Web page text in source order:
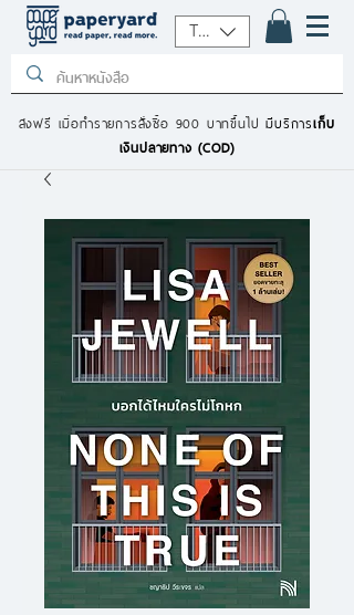
THB (฿)
ส่งฟรี เมื่อทำรายการสั่งซื้อ 900 บาทขึ้นไปมีบริการเก็บ
เงินปลายทาง (COD)